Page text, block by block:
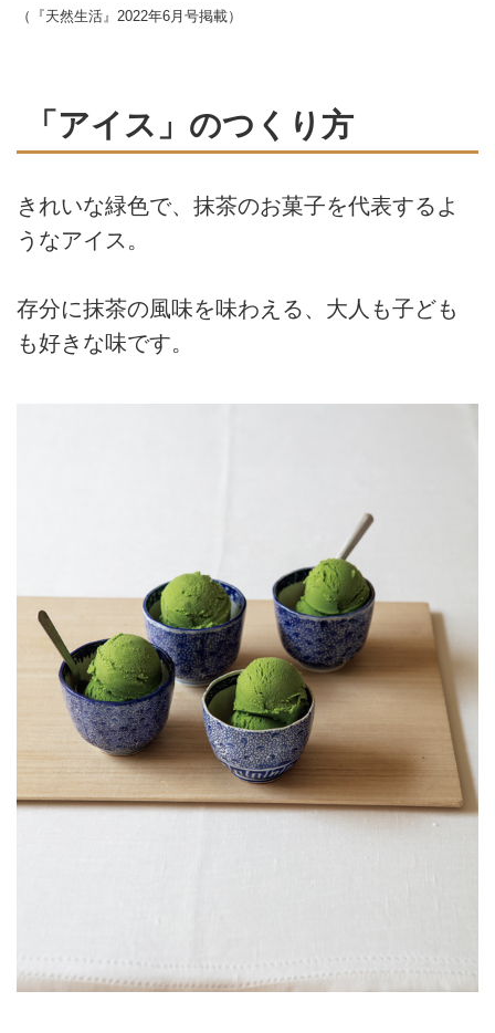
（『天然生活』2022年6月号掲載）
「アイス」のつくり方
きれいな緑色で、抹茶のお菓子を代表するよ
うなアイス。
存分に抹茶の風味を味わえる、大人も子ども
も好きな味です。